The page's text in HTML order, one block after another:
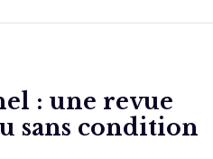
: une revue
sans condition